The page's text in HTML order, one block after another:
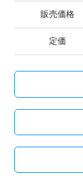
販売価格
定価